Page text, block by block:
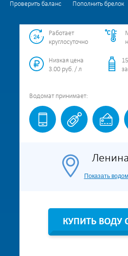
Проверить баланс Пополнить брелок
Работает
круглосуточно
Низкая цена
3.00 руб. / л
Водомат принимает:
Показать
КУПИТЬ ВОДУ